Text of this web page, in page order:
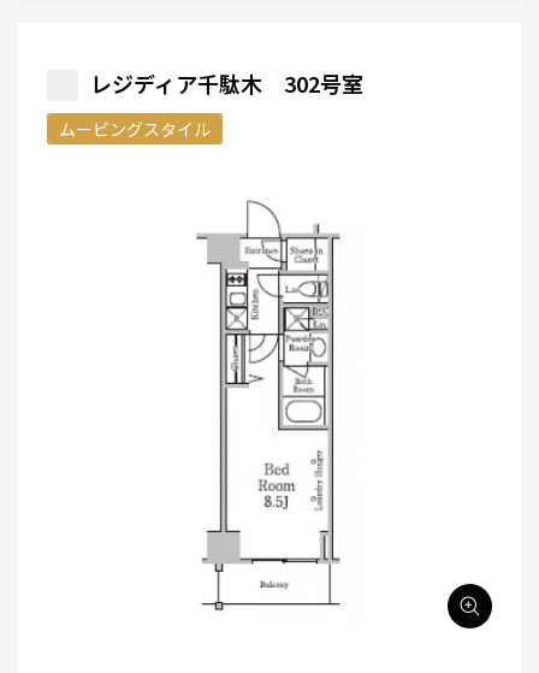
レジディア千駄木 302号室
ムービングスタイル